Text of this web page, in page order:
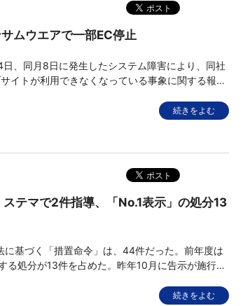
ムウエアで一部EC停止
、同月8日に発生したシステム障害により、同社
イトが利用できなくなっている事象に関する報告
い障害が発生。社内で分析調査を実施したとこ
続きをよむ
テマで2件指導、「No.1表示」の処分13
基づく「措置命令」は、44件だった。前年度は
処分が13件を占めた。昨年10月に告示が施行さ
続きをよむ